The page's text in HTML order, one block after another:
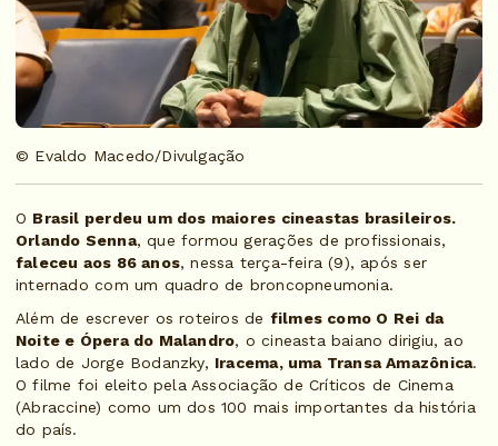
© Evaldo Macedo/Divulgação
O Brasil perdeu um dos maiores cineastas brasileiros.
Orlando Senna, que formou gerações de profissionais,
faleceu aos 86 anos, nessa terça-feira (9), após ser
internado com um quadro de broncopneumonia.
Além de escrever os roteiros de filmes como O Rei da
Noite e Ópera do Malandro, o cineasta baiano dirigiu, ao
lado de Jorge Bodanzky, Iracema, uma Transa Amazônica.
O filme foi eleito pela Associação de Críticos de Cinema
(Abraccine) como um dos 100 mais importantes da história
do país.